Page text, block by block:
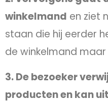
winkelmand en ziet
staan die hij eerder
de winkelmand
3. De bezoeker
producten en kan